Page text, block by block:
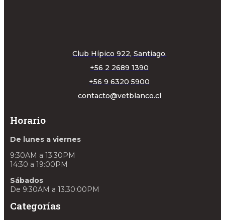
Club Hípico 922, Santiago.
+56 2 2689 1390
+56 9 6320 5900
contacto@vetblanco.cl
Horario
De lunes a viernes
9:30AM a 13:30PM
14:30 a 19:00PM
Sábados
De 9:30AM a 13.30:00PM
Categorías